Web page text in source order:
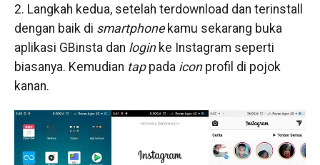
2. Langkah kedua, setelah terdownload dan terinstall
dengan baik di smartphonekamu sekarang buka
aplikasi GBinsta dan loginke Instagram seperti
biasanya. Kemudian tappada iconprofil di pojok
kanan.